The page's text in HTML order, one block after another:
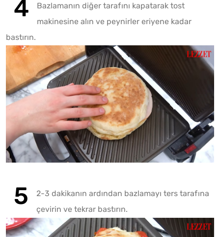
Bazlamanın diğer tarafını kapatarak tost
makinesine alın ve peynirler eriyene kadar
bastırın.
2-3 dakikanın ardından bazlamayı ters tarafına
çevirin ve tekrar bastırın.